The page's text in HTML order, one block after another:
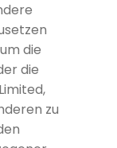
die
die
zu